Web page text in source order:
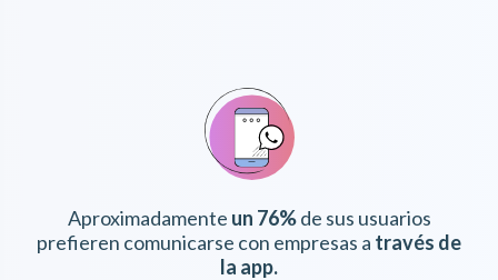
Aproximadamente un 76%de sus usuarios
prefieren comunicarse con empresas a través de
la app.